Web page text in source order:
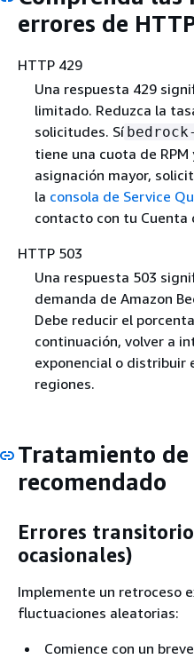
errores de
HTTP 429
Una respuesta 429
limitado. Reduzca la
solicitudes. Sí
tiene una cuota de
asignación mayor,
la consola de Service
contacto con tu Cuenta
HTTP 503
Una respuesta 503
demanda de Amazon
Debe reducir el
continuación, volver a
exponencial o distribuir
regiones.
Tratamiento de
recomendado
Errores
ocasionales)
Implemente un retroceso
fluctuaciones aleatorias:
Comience con un